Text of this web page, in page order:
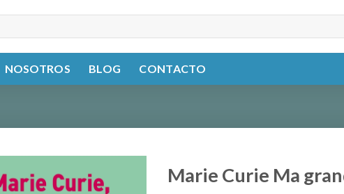
NOSOTROS BLOG CONTACTO
Marie Curie Ma